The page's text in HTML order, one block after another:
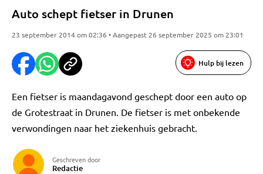
Auto schept fietser in Drunen
23 september 2014 om 02:36 • Aangepast 26 september 2025 om 23:01
Hulp bij lezen
Een fietser is maandagavond geschept door een auto op
de Grotestraat in Drunen. De fietser is met onbekende
verwondingen naar het ziekenhuis gebracht.
Geschreven door
Redactie